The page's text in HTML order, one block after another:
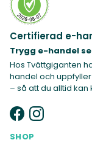
Certifierad e-
Trygg e-handel
Hos Tvättgiganten
handel och
– så att du alltid
SHOP